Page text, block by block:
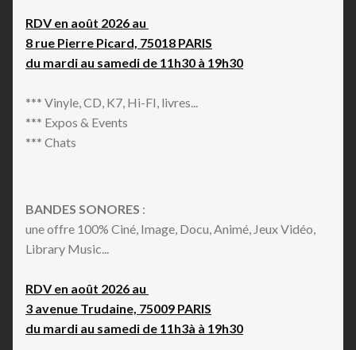
RDV en août 2026 au
8 rue Pierre Picard, 75018 PARIS
du mardi au samedi de 11h30 à 19h30
*** Vinyle, CD, K7, Hi-FI, livres...
*** Expos & Events
*** Chats
BANDES SONORES :
une offre 100% Ciné, Image, Docu, Animé, Jeux Vidéo,
Library Music...
RDV en août 2026 au
3 avenue Trudaine, 75009 PARIS
du mardi au samedi de 11h3à à 19h30